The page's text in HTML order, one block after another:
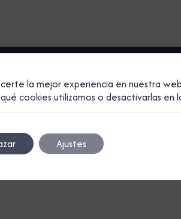
tu presencia web en un imán de
cierres una venta. ¡No dejes clientes
la mejor experiencia en nuestra
cookies utilizamos o desactivarlas en
Ajustes